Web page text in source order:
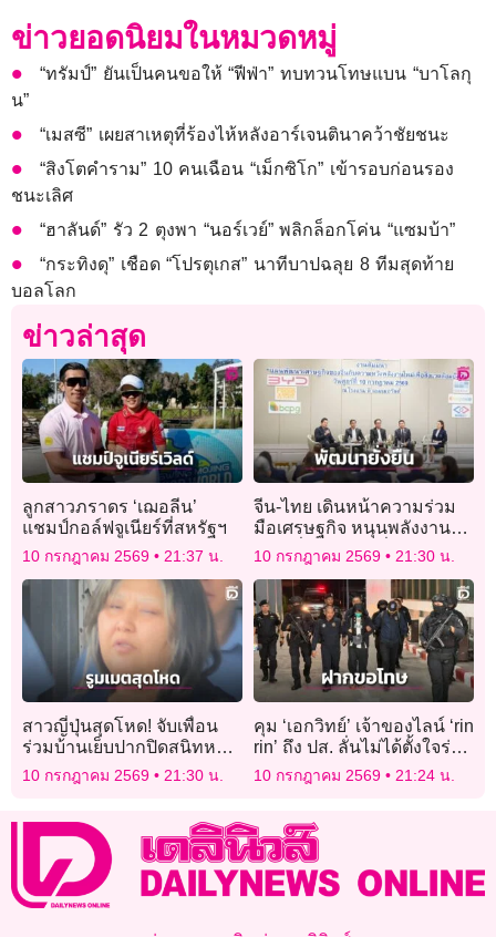
ข่าวยอดนิยมในหมวดหมู่
“ทรัมป์” ยันเป็นคนขอให้ “ฟีฟ่า” ทบทวนโทษแบน “บาโลกุ
น”
“เมสซี” เผยสาเหตุที่ร้องไห้หลังอาร์เจนตินาคว้าชัยชนะ
“สิงโตคำราม” 10 คนเฉือน “เม็กซิโก” เข้ารอบก่อนรอง
ชนะเลิศ
“ฮาลันด์” รัว 2 ตุงพา “นอร์เวย์” พลิกล็อกโค่น “แซมบ้า”
“กระทิงดุ” เชือด “โปรตุเกส” นาทีบาปฉลุย 8 ทีมสุดท้าย
บอลโลก
ข่าวล่าสุด
ลูกสาวภราดร ‘เฌอลีน’
แชมป์กอล์ฟจูเนียร์ที่สหรัฐฯ
10 กรกฎาคม 2569 21:37 น.
จีน-ไทย เดินหน้าความร่วม
มือเศรษฐกิจ หนุนพลังงาน
ใหม่-สิ่งแวดล้อมยั่งยืน
10 กรกฎาคม 2569 21:30 น.
สาวญี่ปุ่นสุดโหด! จับเพื่อน
ร่วมบ้านเย็บปากปิดสนิทหลัง
ทะเลาะกัน
10 กรกฎาคม 2569 21:30 น.
คุม ‘เอกวิทย์’ เจ้าของไลน์ ‘rin
rin’ ถึง ปส. ลั่นไม่ได้ตั้งใจร่วม
ขบวนการ พร้อมขอโทษ
‘แอร์มีนา’
10 กรกฎาคม 2569 21:24 น.